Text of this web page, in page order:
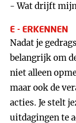
- Wat drijft mijn
E - ERKENNEN
Nadat je
belangrijk om
niet alleen
maar ook de
acties. Je stelt
uitdagingen te